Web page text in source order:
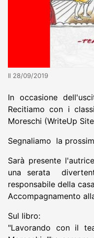
Il 28/09/2019
In occasione
Recitiamo con i
Moreschi (WriteUp
Segnaliamo la
Sarà presente
una serata
responsabile della
Accompagnamento
Sul libro:
"Lavorando con il